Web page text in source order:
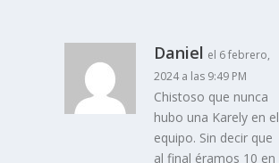
Daniel el 6 febrero,
2024 a las 9:49 PM
Chistoso que nunca
hubo una Karely en el
equipo. Sin decir que
al final éramos 10 en